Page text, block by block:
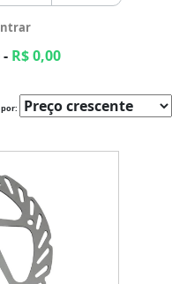
R$ 0,00